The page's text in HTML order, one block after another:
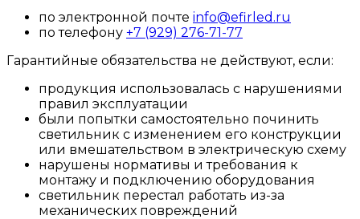
по электронной почте info@efirled.ru
по телефону +7 (929) 276-71-77
Гарантийные обязательства не действуют, если:
продукция использовалась с нарушениями
правил эксплуатации
были попытки самостоятельно починить
светильник с изменением его конструкции
или вмешательством в электрическую схему
нарушены нормативы и требования к
монтажу и подключению оборудования
светильник перестал работать из-за
механических повреждений